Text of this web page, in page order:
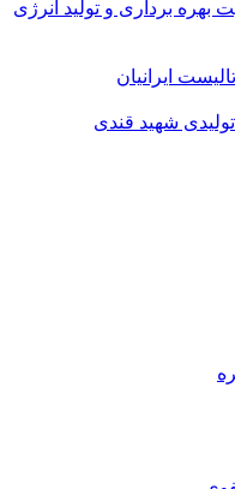
برداری و تولید انرژی
ایرانیان
شهید قندی